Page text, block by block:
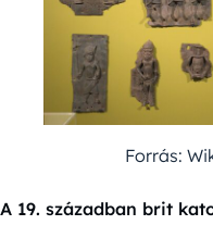
Forrás:
A 19. században brit